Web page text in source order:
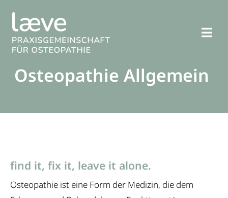
Inhalt
springen
Osteopathie
Praxis
Osteopathie Allgemein
find it, fix it, leave it alone.
Osteopathie ist eine Form der Medizin, die dem